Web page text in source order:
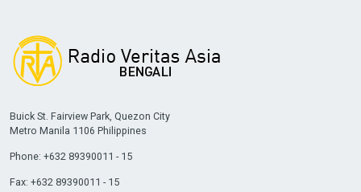
Buick St. Fairview Park, Quezon City
Metro Manila 1106 Philippines
Phone: +632 89390011 - 15
Fax: +632 89390011 - 15